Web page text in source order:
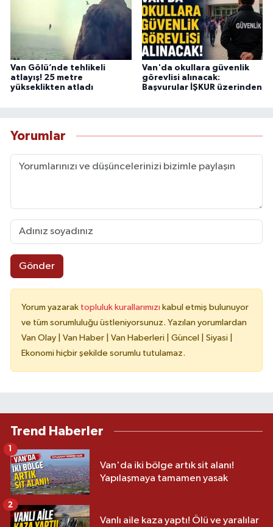
Van Gölü’nde tehlikeli
atlayış! 25 metre
yükseklikten atladı
Van'da okullara güvenlik
görevlisi alınacak:
Başvurular İŞKUR üzerinden
Yorumlar
Gönder
Yorum yazarak topluluk kurallarımızı kabul etmiş bulunuyor
ve tüm sorumluluğu üstleniyorsunuz. Yazılan yorumlardan
Van Olay | Van Haber | Van Haberleri | Güncel | Siyasi |
Ekonomi hiçbir şekilde sorumlu tutulamaz.
Trend Haberler
Van'da iki bölge artık sit alanı!
Yapılaşmaya tamamen yasak
Vanlı aile kaza yaptı! Ölü ve yaralılar
2